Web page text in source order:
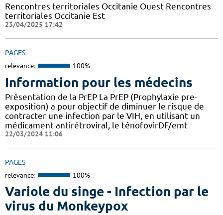
Rencontres territoriales Occitanie Ouest Rencontres
territoriales Occitanie Est
23/04/2025 17:42
PAGES
relevance: 100%
Information pour les médecins
Présentation de la PrEP La PrEP (Prophylaxie pre-
exposition) a pour objectif de diminuer le risque de
contracter une infection par le VIH, en utilisant un
médicament antirétroviral, le ténofovirDF/emt
22/03/2024 11:06
PAGES
relevance: 100%
Variole du singe - Infection par le
virus du Monkeypox